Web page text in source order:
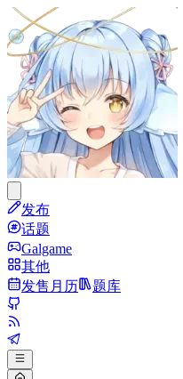
发布
话题
Galgame
其他
发售月历
题库